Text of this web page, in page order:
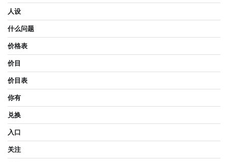
人设
什么问题
价格表
价目
价目表
你有
兑换
入口
关注